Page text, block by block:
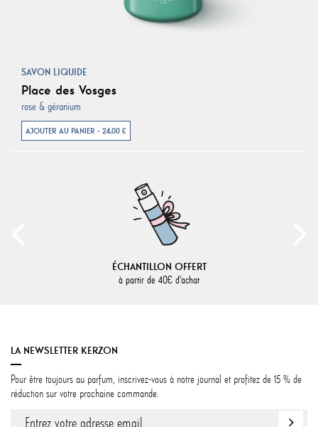
SAVON LIQUIDE
Place des Vosges
rose & géranium
AJOUTER AU PANIER - 24,00 €
ÉCHANTILLON OFFERT
à partir de 40€ d'achat
LA NEWSLETTER KERZON
Pour être toujours au parfum, inscrivez-vous à notre journal et profitez de 15 % de
réduction sur votre prochaine commande.